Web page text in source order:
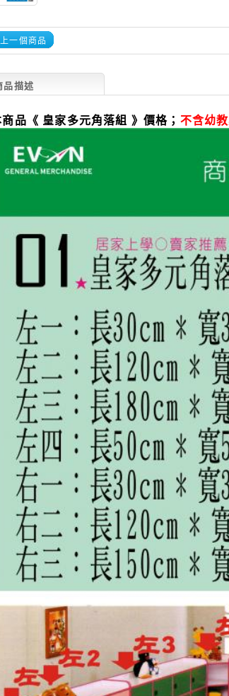
上一個商品
品描述
商品《 皇家多元角落組 》價格； 不含幼